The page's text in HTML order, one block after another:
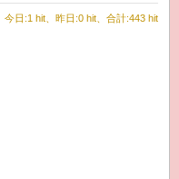
今日:1 hit、昨日:0 hit、合計:443 hit